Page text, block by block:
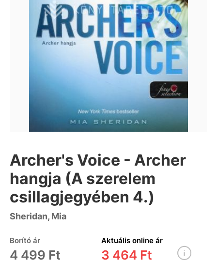
Archer's Voice - Archer
hangja (A szerelem
csillagjegyében 4.)
Sheridan, Mia
Borító ár
4 499 Ft
Aktuális online ár
3 464 Ft